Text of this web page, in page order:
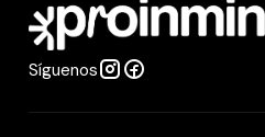
d
Síguenos